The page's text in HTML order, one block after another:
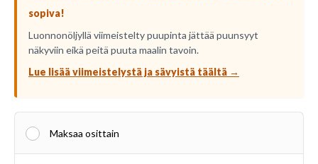
sopiva!
Luonnonöljyllä viimeistelty puupinta jättää puunsyyt
näkyviin eikä peitä puuta maalin tavoin.
Lue lisää viimeistelystä ja sävyistä täältä →
Maksaa osittain